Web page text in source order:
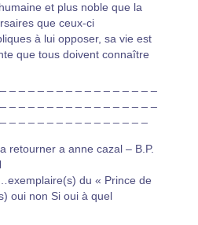
et plus noble que la
que ceux-ci
à lui opposer, sa vie est
que tous doivent connaître
retourner a anne cazal – B.P.
du « Prince de
oui non Si oui à quel